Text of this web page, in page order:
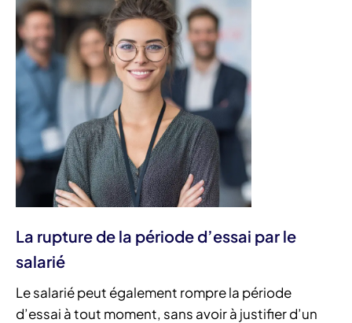
La rupture de la période d’essai par le
salarié
Le salarié peut également rompre la période
d’essai à tout moment, sans avoir à justifier d’un